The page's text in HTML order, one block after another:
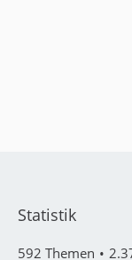
Statistik
592 Themen